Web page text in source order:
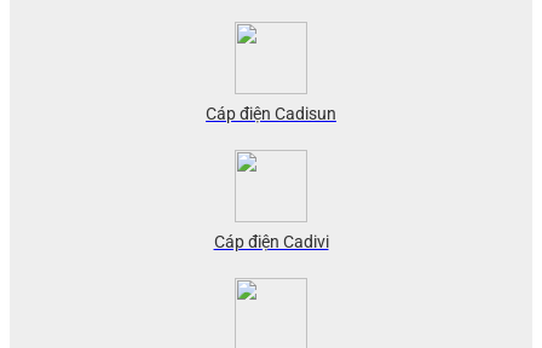
Cáp điện Cadisun
Cáp điện Cadivi